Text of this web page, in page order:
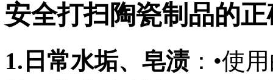
安全打扫陶瓷制品的
1.日常水垢、皂渍：•使